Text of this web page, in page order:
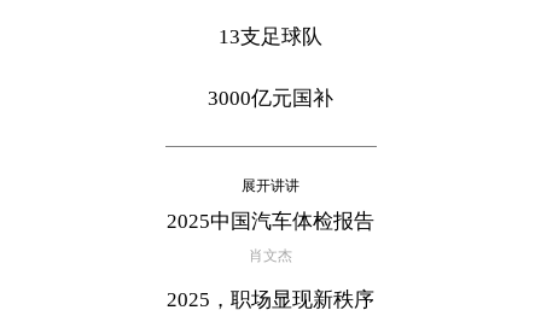
13支足球队
3000亿元国补
展开讲讲
2025中国汽车体检报告
肖文杰
2025，职场显现新秩序